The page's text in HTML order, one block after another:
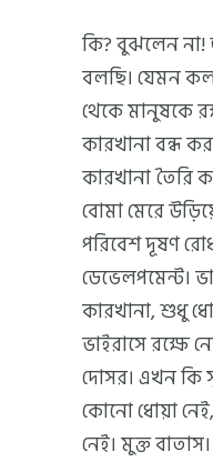
কি? বুঝলেন
বলছি। যেমন
থেকে মানুষকে
কারখানা বন্ধ
কারখানা তৈরি
বোমা মেরে
পরিবেশ দূষণ
ডেভেলপমেন্ট।
কারখানা, শুধু
ভাইরাসে রক্ষে
দোসর। এখন কি
কোনো ধোয়া
নেই। মুক্ত বাতাস।